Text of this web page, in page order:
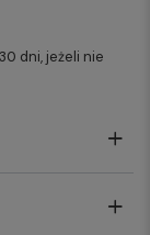
dni, jeżeli nie